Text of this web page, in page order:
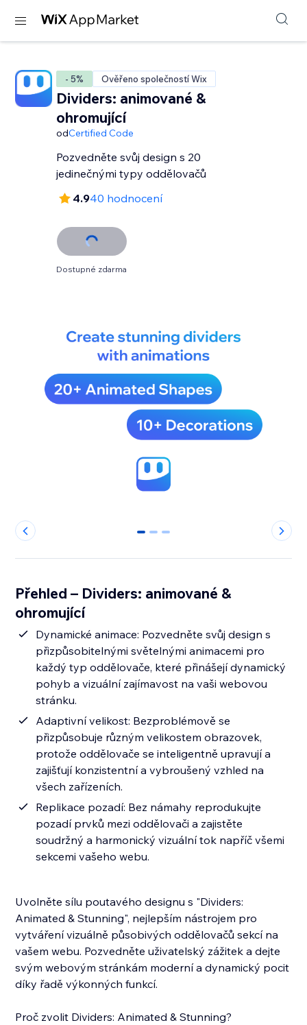
- 5% Ověřeno společností Wix
Dividers: animované &
ohromující
odCertified Code
Pozvedněte svůj design s 20
jedinečnými typy oddělovačů
4.940 hodnocení
Dostupné zdarma
0 1 2
Přehled – Dividers: animované &
ohromující
Dynamické animace: Pozvedněte svůj design s
přizpůsobitelnými světelnými animacemi pro
každý typ oddělovače, které přinášejí dynamický
pohyb a vizuální zajímavost na vaši webovou
stránku.
Adaptivní velikost: Bezproblémově se
přizpůsobuje různým velikostem obrazovek,
protože oddělovače se inteligentně upravují a
zajišťují konzistentní a vybroušený vzhled na
všech zařízeních.
Replikace pozadí: Bez námahy reprodukujte
pozadí prvků mezi oddělovači a zajistěte
soudržný a harmonický vizuální tok napříč všemi
sekcemi vašeho webu.
Uvolněte sílu poutavého designu s "Dividers:
Animated & Stunning", nejlepším nástrojem pro
vytváření vizuálně působivých oddělovačů sekcí na
vašem webu. Pozvedněte uživatelský zážitek a dejte
svým webovým stránkám moderní a dynamický pocit
díky řadě výkonných funkcí.
Proč zvolit Dividers: Animated & Stunning?